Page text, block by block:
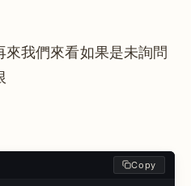
我們來看如果是未詢問
Copy